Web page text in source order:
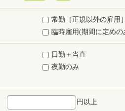
常勤［正規以外の雇用
臨時雇用(期間に定め
日勤＋当直
夜勤のみ
円以上